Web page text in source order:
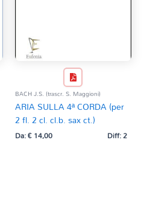
BACH J.S. (trascr. S. Maggioni)
ARIA SULLA 4ª CORDA (per
2 fl. 2 cl. cl.b. sax ct.)
Da:€14,00 Diff: 2